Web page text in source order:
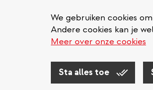
We gebruiken cookies
Andere cookies kan je
Meer over onze cookies
Sta alles toe